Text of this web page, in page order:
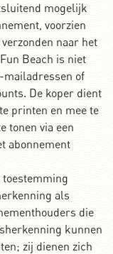
mogelijk
voorzien
naar het
Beach is niet
mailadressen of
De koper dient
printen en mee te
tonen via een
abonnement
toestemming
als
die
kunnen
zij dienen zich